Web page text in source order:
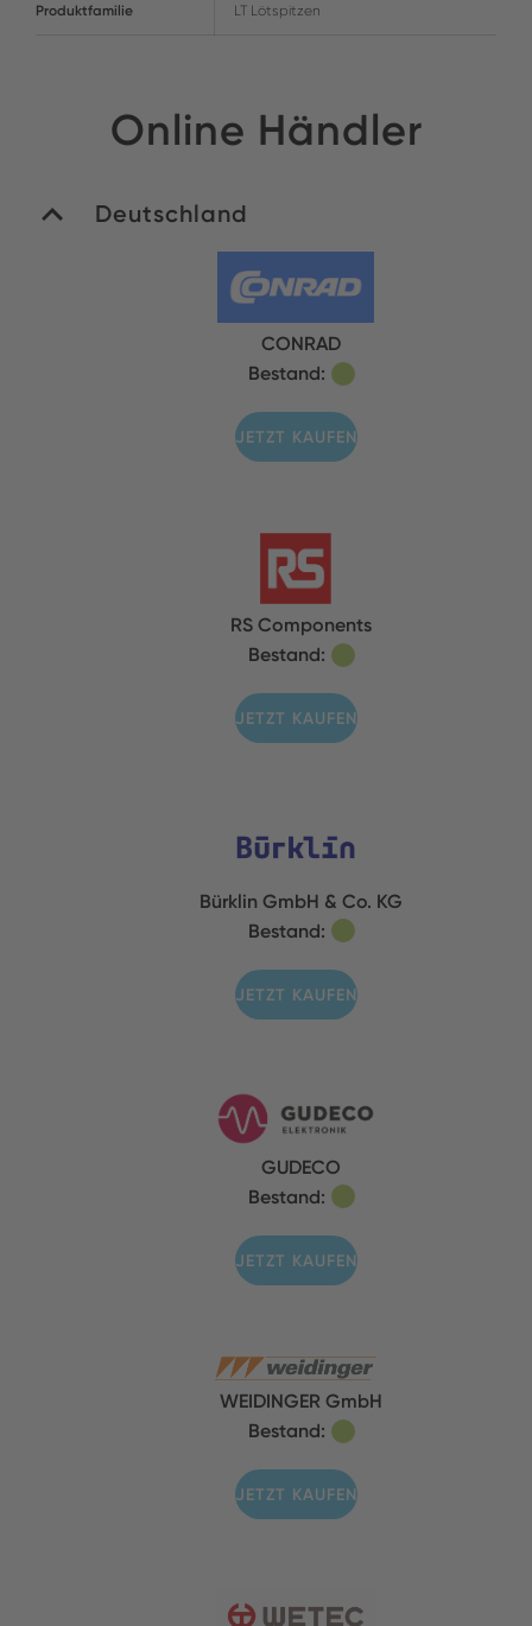
Produktfamilie LT Lötspitzen
Online Händler
Deutschland
CONRAD
Bestand:
JETZT KAUFEN
RS Components
Bestand:
JETZT KAUFEN
Bürklin GmbH & Co. KG
Bestand:
JETZT KAUFEN
GUDECO
Bestand:
JETZT KAUFEN
WEIDINGER GmbH
Bestand:
JETZT KAUFEN